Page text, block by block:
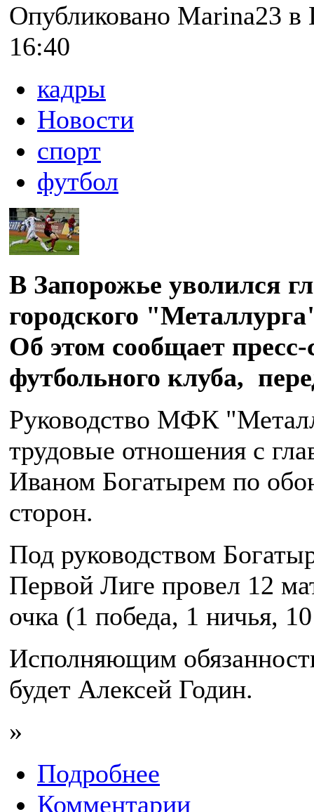
Опубликовано Marina23
16:40
кадры
Новости
спорт
футбол
В Запорожье уволился
городского
Об этом сообщает
футбольного клуба,
Руководство МФК
трудовые отношения с
Иваном Богатырем по
сторон.
Под руководством
Первой Лиге провел 12
очка (1 победа, 1 ничья,
Исполняющим
будет Алексей Годин.
»
Подробнее
Комментарии